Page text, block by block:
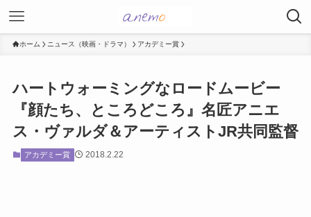
ホーム ニュース（映画・ドラマ） アカデミー賞
ハートウォーミングなロードムービー
『顔たち、ところどころ』名匠アニエ
ス・ヴァルダ＆アーティストJR共同監督
アカデミー賞 2018.2.22